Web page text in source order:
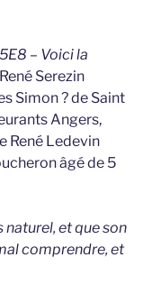
– Voici la
Serezin
Simon ? de Saint
Angers,
René Ledevin
âgé de 5
naturel, et que son
comprendre, et